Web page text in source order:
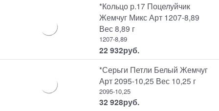
*Кольцо р.17 Поцелуйчик
Жемчуг Микс Арт 1207-8,89
Вес 8,89 г
1207-8,89
22 932руб.
*Серьги Петли Белый Жемчуг
Арт 2095-10,25 Вес 10,25 г
2095-10,25
32 928руб.